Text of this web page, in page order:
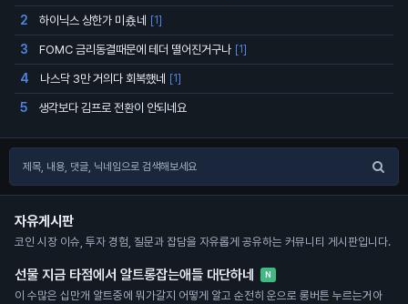
2 하이닉스 상한가 미춌네 [1]
3 FOMC 금리동결때문에 테더 떨어진거구나 [1]
4 나스닥 3만 거의다 회복했네 [1]
5 생각보다 김프로 전환이 안되네요
자유게시판
코인 시장 이슈, 투자 경험, 질문과 잡담을 자유롭게 공유하는 커뮤니티 게시판입니다.
선물 지금 타점에서 알트롱잡는애들 대단하네 N
이 수많은 십만개 알트중에 뭐가갈지 어떻게 알고 순전히 운으로 롱버튼 누르는거아